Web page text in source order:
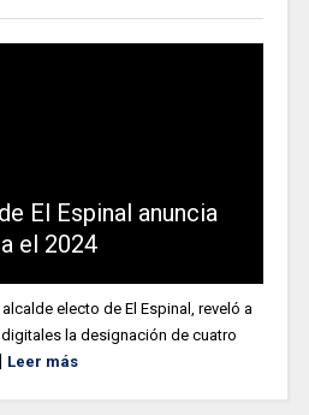
El Espinal anuncia
el 2024
electo de El Espinal, reveló a
la designación de cuatro
Leer más